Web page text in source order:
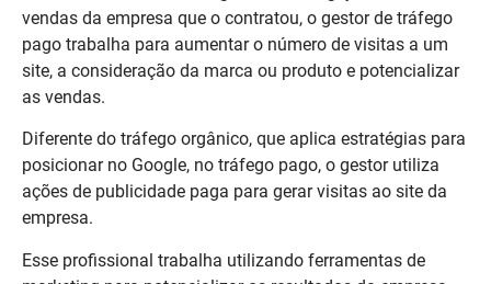
vendas da empresa que o contratou, o gestor de tráfego
pago trabalha para aumentar o número de visitas a um
site, a consideração da marca ou produto e potencializar
as vendas.
Diferente do tráfego orgânico, que aplica estratégias para
posicionar no Google, no tráfego pago, o gestor utiliza
ações de publicidade paga para gerar visitas ao site da
empresa.
Esse profissional trabalha utilizando ferramentas de